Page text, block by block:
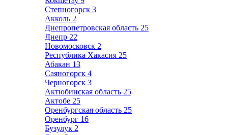
Степногорск 3
Акколь 2
Днепропетровская область 25
Днепр 22
Новомосковск 2
Республика Хакасия 25
Абакан 13
Саяногорск 4
Черногорск 3
Актюбинская область 25
Актобе 25
Оренбургская область 25
Оренбург 16
Бузулук 2